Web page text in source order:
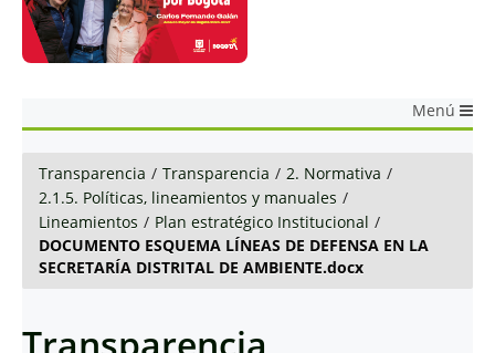
Menú
Transparencia / Transparencia / 2. Normativa /
2.1.5. Políticas, lineamientos y manuales /
Lineamientos / Plan estratégico Institucional /
DOCUMENTO ESQUEMA LÍNEAS DE DEFENSA EN LA
SECRETARÍA DISTRITAL DE AMBIENTE.docx